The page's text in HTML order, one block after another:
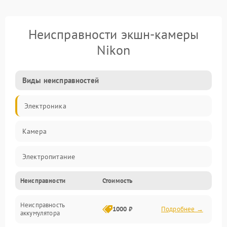
Неисправности экшн-камеры
Nikon
Виды неисправностей
Электроника
Камера
Электропитание
Память/Носитель
Хранение данных
Неисправности Стоимость
Неисправность
аккумулятора
1000 ₽ Подробнее →